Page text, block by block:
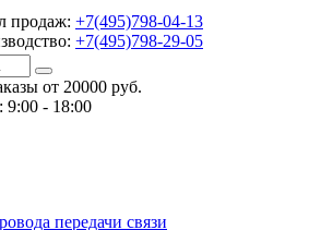
продаж: +7(495)798-04-13
+7(495)798-29-05
от 20000 руб.
- 18:00
передачи связи